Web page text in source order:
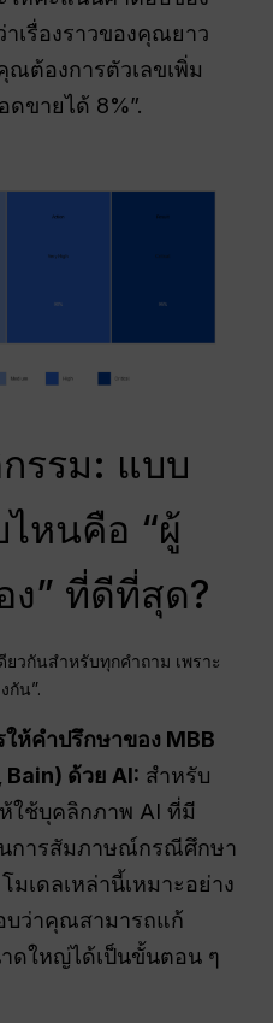
รื่องราวของคุณยาว
ณต้องการตัวเลขเพิ่ม
ดขายได้ 8%”.
รรม: แบบ
หนคือ “ผู้
” ที่ดีที่สุด?
วกันสำหรับทุกคำถาม เพราะ
กัน”.
ห้คำปรึกษาของ MBB
ด้วย AI: สำหรับ
ใช้บุคลิกภาพ AI ที่มี
นการสัมภาษณ์กรณีศึกษา
มเดลเหล่านี้เหมาะอย่าง
บว่าคุณสามารถแก้
ดใหญ่ได้เป็นขั้นตอน ๆ